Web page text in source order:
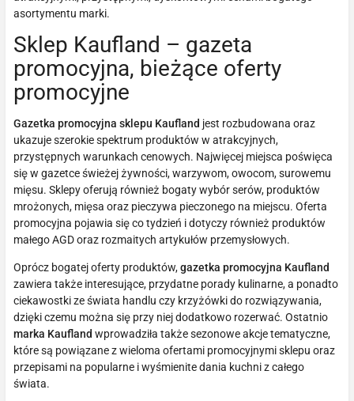
asortymentu marki.
Sklep Kaufland – gazeta
promocyjna, bieżące oferty
promocyjne
Gazetka promocyjna sklepu Kaufland jest rozbudowana oraz
ukazuje szerokie spektrum produktów w atrakcyjnych,
przystępnych warunkach cenowych. Najwięcej miejsca poświęca
się w gazetce świeżej żywności, warzywom, owocom, surowemu
mięsu. Sklepy oferują również bogaty wybór serów, produktów
mrożonych, mięsa oraz pieczywa pieczonego na miejscu. Oferta
promocyjna pojawia się co tydzień i dotyczy również produktów
małego AGD oraz rozmaitych artykułów przemysłowych.
Oprócz bogatej oferty produktów,gazetka promocyjna Kaufland
zawiera także interesujące, przydatne porady kulinarne, a ponadto
ciekawostki ze świata handlu czy krzyżówki do rozwiązywania,
dzięki czemu można się przy niej dodatkowo rozerwać. Ostatnio
marka Kaufland wprowadziła także sezonowe akcje tematyczne,
które są powiązane z wieloma ofertami promocyjnymi sklepu oraz
przepisami na popularne i wyśmienite dania kuchni z całego
świata.